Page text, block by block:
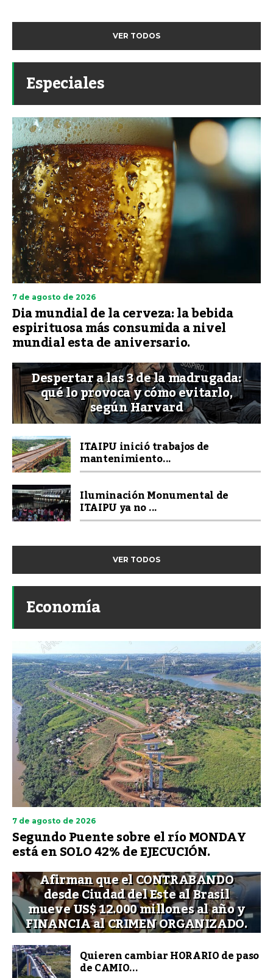
VER TODOS
Especiales
7 de agosto de 2026
Dia mundial de la cerveza: la bebida
espirituosa más consumida a nivel
mundial esta de aniversario.
Despertar a las 3 de la madrugada:
qué lo provoca y cómo evitarlo,
según Harvard
ITAIPU inició trabajos de
mantenimiento...
Iluminación Monumental de
ITAIPU ya no ...
VER TODOS
Economía
7 de agosto de 2026
Segundo Puente sobre el río MONDAY
está en SOLO 42% de EJECUCIÓN.
Afirman que el CONTRABANDO
desde Ciudad del Este al Brasil
mueve US$ 12.000 millones al año y
FINANCIA al CRIMEN ORGANIZADO.
Quieren cambiar HORARIO de paso
de CAMIO...